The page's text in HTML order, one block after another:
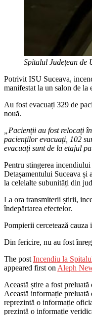
Spitalul Județean de
Potrivit ISU Suceava,
manifestat la un salon de la
Au fost evacuați 329 de
nouă.
„Pacienții au fost relocați
pacienților evacuați, 102
evacuați sunt de la etajul
Pentru stingerea
Detașamentului Suceava și
la celelalte subunități din
La ora transmiterii știrii,
îndepărtarea efectelor.
Pompierii cercetează
Din fericire, nu au fost
The post Incendiu la
appeared first on Aleph
Această știre a fost
Această informație
reprezintă o informație
prezintă o informație